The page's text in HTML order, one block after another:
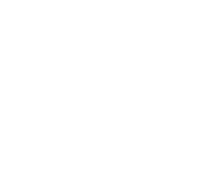
Trotz das die
Super zentrale Lage,
viel Platz für die